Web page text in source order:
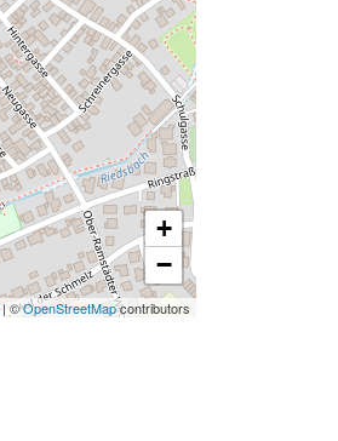
+
−
| ©OpenStreetMapcontributors